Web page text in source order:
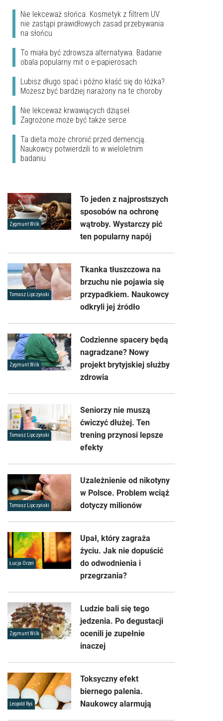
Nie lekceważ słońca. Kosmetyk z filtrem UV
nie zastąpi prawidłowych zasad przebywania
na słońcu
To miała być zdrowsza alternatywa. Badanie
obala popularny mit o e-papierosach
Lubisz długo spać i późno kłaść się do łóżka?
Możesz być bardziej narażony na te choroby
Nie lekceważ krwawiących dziąseł.
Zagrożone może być także serce
Ta dieta może chronić przed demencją.
Naukowcy potwierdzili to w wieloletnim
badaniu
Zygmunt Wilk
To jeden z najprostszych
sposobów na ochronę
wątroby. Wystarczy pić
ten popularny napój
Tomasz Lipczyński
Tkanka tłuszczowa na
brzuchu nie pojawia się
przypadkiem. Naukowcy
odkryli jej źródło
Zygmunt Wilk
Codzienne spacery będą
nagradzane? Nowy
projekt brytyjskiej służby
zdrowia
Tomasz Lipczyński
Seniorzy nie muszą
ćwiczyć dłużej. Ten
trening przynosi lepsze
efekty
Tomasz Lipczyński
Uzależnienie od nikotyny
w Polsce. Problem wciąż
dotyczy milionów
Łucja Orzeł
Upał, który zagraża
życiu. Jak nie dopuścić
do odwodnienia i
przegrzania?
Zygmunt Wilk
Ludzie bali się tego
jedzenia. Po degustacji
ocenili je zupełnie
inaczej
Leopold Ryś
Toksyczny efekt
biernego palenia.
Naukowcy alarmują